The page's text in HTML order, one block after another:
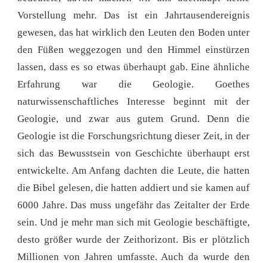
Vorstellung mehr. Das ist ein Jahrtausendereignis
gewesen, das hat wirklich den Leuten den Boden unter
den Füßen weggezogen und den Himmel einstürzen
lassen, dass es so etwas überhaupt gab. Eine ähnliche
Erfahrung war die Geologie. Goethes
naturwissenschaftliches Interesse beginnt mit der
Geologie, und zwar aus gutem Grund. Denn die
Geologie ist die Forschungsrichtung dieser Zeit, in der
sich das Bewusstsein von Geschichte überhaupt erst
entwickelte. Am Anfang dachten die Leute, die hatten
die Bibel gelesen, die hatten addiert und sie kamen auf
6000 Jahre. Das muss ungefähr das Zeitalter der Erde
sein. Und je mehr man sich mit Geologie beschäftigte,
desto größer wurde der Zeithorizont. Bis er plötzlich
Millionen von Jahren umfasste. Auch da wurde den